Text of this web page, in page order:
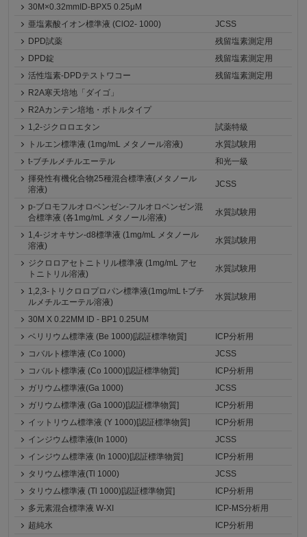
30M×0.32mmID-BPX5 0.25μM
亜塩素酸イオン標準液 (ClO2- 1000)
JCSS
DPD試薬
残留塩素測定用
DPD錠
残留塩素測定用
活性塩素-DPDテストワコー
残留塩素測定用
R2A寒天培地「ダイゴ」
R2Aカンテン培地・ボトルタイプ
1,2-ジクロロエタン
試薬特級
トルエン標準液 (1mg/mL メタノール溶液)
水質試験用
t-ブチルメチルエーテル
和光一級
揮発性有機化合物25種混合標準液(メタノール
溶液)
JCSS
p-ブロモフルオロベンゼン-フルオロベンゼン混
合標準液 (各1mg/mL メタノール溶液)
水質試験用
1,4-ジオキサン-d8標準液 (1mg/mL メタノール
溶液)
水質試験用
ジクロロアセトニトリル標準液 (1mg/mL アセ
トニトリル溶液)
水質試験用
1,2,3-トリクロロプロパン標準液(1mg/mL t-ブチ
ルメチルエーテル溶液)
水質試験用
30M X 0.22MM ID - BP1 0.25UM
ベリリウム標準液 (Be 1000)[認証標準物質]
ICP分析用
コバルト標準液 (Co 1000)
JCSS
コバルト標準液 (Co 1000)[認証標準物質]
ICP分析用
ガリウム標準液(Ga 1000)
JCSS
ガリウム標準液 (Ga 1000)[認証標準物質]
ICP分析用
イットリウム標準液 (Y 1000)[認証標準物質]
ICP分析用
インジウム標準液(In 1000)
JCSS
インジウム標準液 (In 1000)[認証標準物質]
ICP分析用
タリウム標準液(Tl 1000)
JCSS
タリウム標準液 (Tl 1000)[認証標準物質]
ICP分析用
多元素混合標準液 W-XI
ICP-MS分析用
超純水
ICP分析用